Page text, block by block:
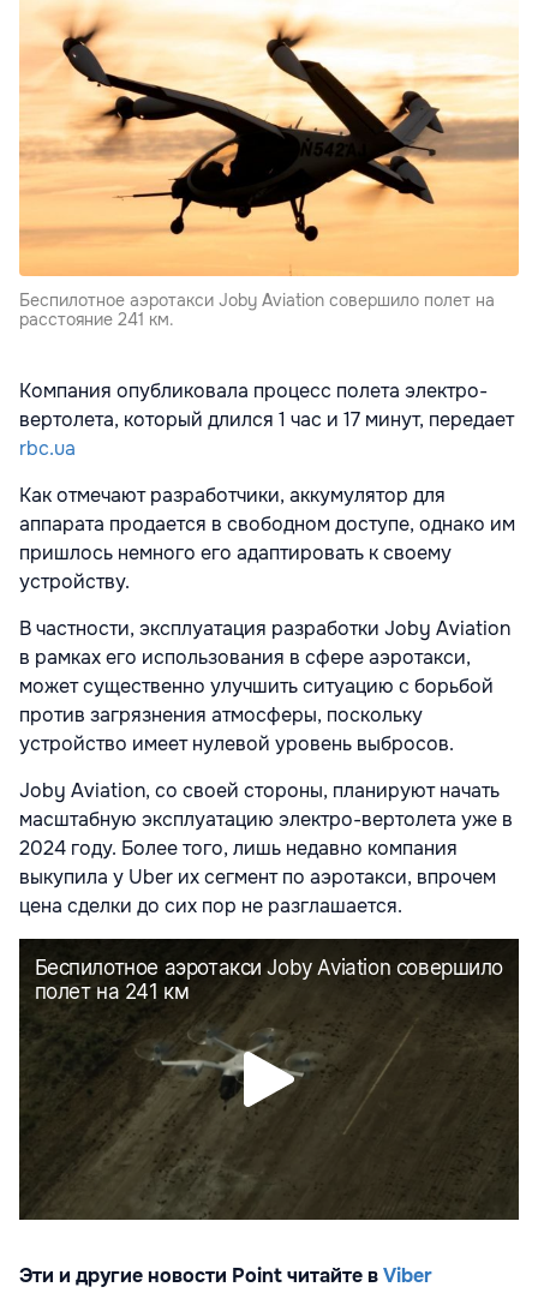
Беспилотное аэротакси Joby Aviation совершило полет на
расстояние 241 км.
Компания опубликовала процесс полета электро-
вертолета, который длился 1 час и 17 минут, передает
rbc.ua
Как отмечают разработчики, аккумулятор для
аппарата продается в свободном доступе, однако им
пришлось немного его адаптировать к своему
устройству.
В частности, эксплуатация разработки Joby Aviation
в рамках его использования в сфере аэротакси,
может существенно улучшить ситуацию с борьбой
против загрязнения атмосферы, поскольку
устройство имеет нулевой уровень выбросов.
Joby Aviation, со своей стороны, планируют начать
масштабную эксплуатацию электро-вертолета уже в
2024 году. Более того, лишь недавно компания
выкупила у Uber их сегмент по аэротакси, впрочем
цена сделки до сих пор не разглашается.
Эти и другие новости Point читайте вViber